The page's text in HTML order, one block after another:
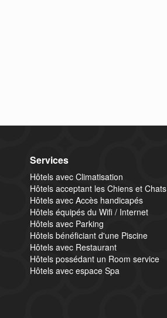
Services
Hôtels avec Climatisation
Hôtels acceptant les Chiens et Chats
Hôtels avec Accès handicapés
Hôtels équipés du Wifi / Internet
Hôtels avec Parking
Hôtels bénéficiant d'une Piscine
Hôtels avec Restaurant
Hôtels possédant un Room service
Hôtels avec espace Spa